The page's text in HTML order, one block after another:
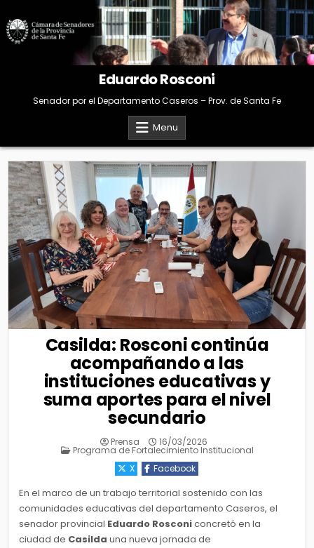
to
content
Eduardo Rosconi
Senador por el Departamento Caseros – Prov. de Santa Fe
Menu
Casilda: Rosconi continúa
acompañando a las
instituciones educativas y
suma aportes para el nivel
secundario
Prensa 16/03/2026
Posted
Programa de Fortalecimiento Institucional
X
Facebook
En el marco de un trabajo territorial sostenido con las
comunidades educativas del departamento Caseros, el
senador provincial Eduardo Rosconiconcretó en la
ciudad de Casilda una nueva jornada de